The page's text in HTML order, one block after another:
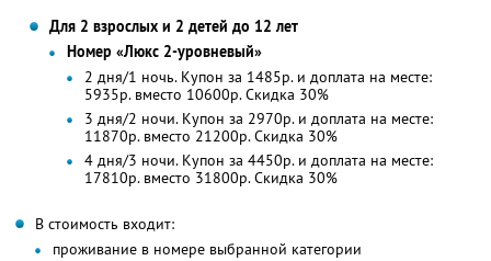
Для 2 взрослых и 2 детей до 12 лет
Номер «Люкс 2-уровневый»
2 дня/1 ночь. Купон за 1485р. и доплата на месте:
5935р. вместо 10600р.Скидка 30%
3 дня/2 ночи. Купон за 2970р. и доплата на месте:
11870р. вместо 21200р.Скидка 30%
4 дня/3 ночи. Купон за 4450р. и доплата на месте:
17810р. вместо 31800р.Скидка 30%
В стоимость входит:
проживание в номере выбранной категории